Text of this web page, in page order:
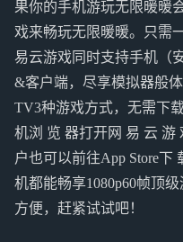
果你的手机游玩无限暖暖
戏来畅玩无限暖暖。只需
易云游戏同时支持手机（
&客户端，尽享模拟器般体
TV3种游戏方式，无需下
机浏 览 器打开网 易 云 游
户也可以前往App Store下
机都能畅享1080p60帧顶
方便，赶紧试试吧！